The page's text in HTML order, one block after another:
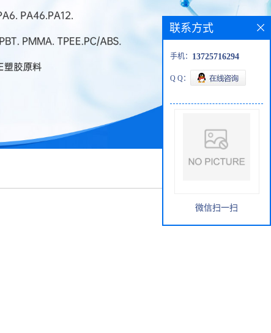
联系方式
手机： 13725716294
Q Q：
微信扫一扫